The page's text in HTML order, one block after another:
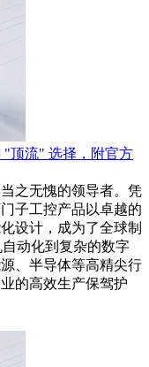
"顶流" 选择，附官方
之无愧的领导者。凭
子工控产品以卓越的
设计，成为了全球制
动化到复杂的数字
、半导体等高精尖行
的高效生产保驾护